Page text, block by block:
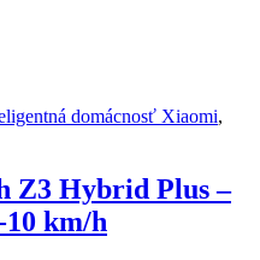
domácnosť Xiaomi,
Z3 Hybrid Plus –
10 km/h